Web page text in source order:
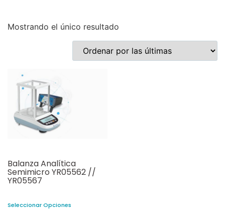
Mostrando el único resultado
Balanza Analítica
Semimicro YR05562 //
YR05567
Seleccionar Opciones